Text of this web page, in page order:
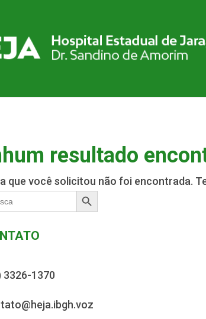
resultado
que você solicitou não foi encontrada.
Search Button
3326-1370